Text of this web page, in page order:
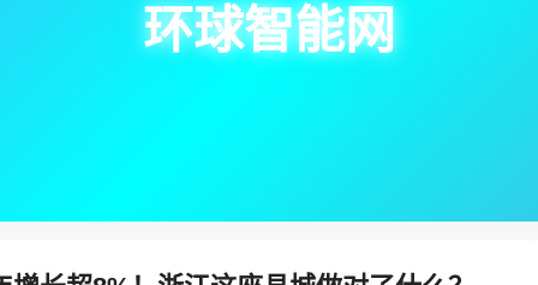
环球智能网